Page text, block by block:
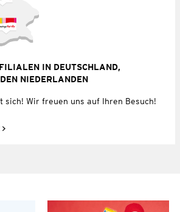
IN DEUTSCHLAND,
NIEDERLANDEN
sich! Wir freuen uns auf Ihren Besuch!